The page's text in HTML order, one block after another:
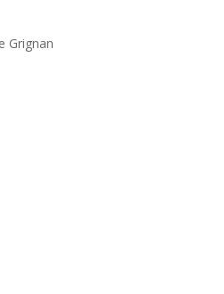
Grignan